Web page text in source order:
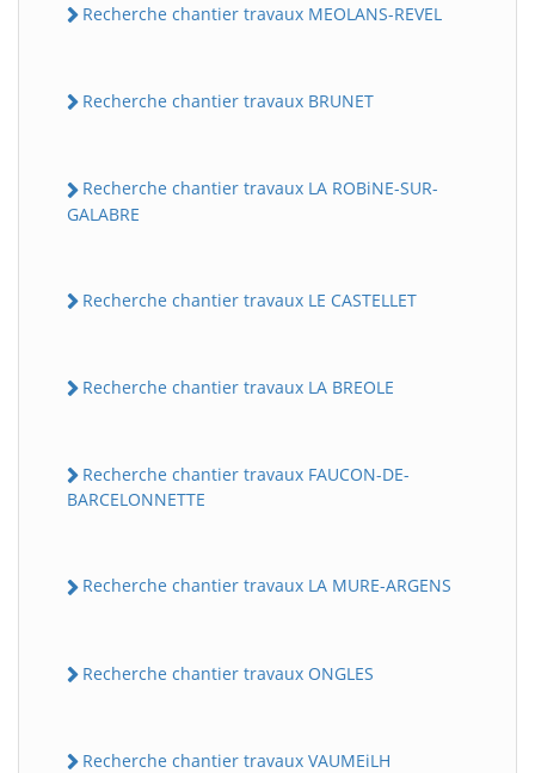
Recherche chantier travaux MEOLANS-REVEL
Recherche chantier travaux BRUNET
Recherche chantier travaux LA ROBiNE-SUR-
GALABRE
Recherche chantier travaux LE CASTELLET
Recherche chantier travaux LA BREOLE
Recherche chantier travaux FAUCON-DE-
BARCELONNETTE
Recherche chantier travaux LA MURE-ARGENS
Recherche chantier travaux ONGLES
Recherche chantier travaux VAUMEiLH